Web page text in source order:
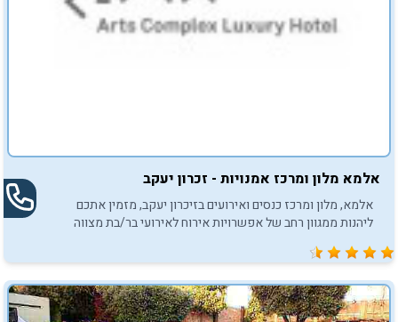
אלמא מלון ומרכז אמנויות - זכרון יעקב
אלמא, מלון ומרכז כנסים ואירועים בזיכרון יעקב, מזמין אתכם
ליהנות ממגוון רחב של אפשרויות אירוח לאירועי בר/בת מצווה
באווירה קסומה ומרגשת.